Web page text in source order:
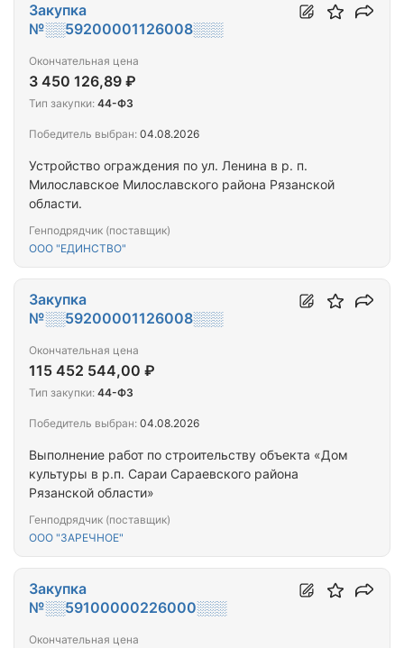
Устройство ограждения по ул. Ленина в р. п.
Милославское Милославского района Рязанской
области.
Генподрядчик (поставщик)
ООО "ЕДИНСТВО"
Закупка
№░░59200001126008░░░
Окончательная цена
3 450 126,89 ₽
Тип закупки: 44-ФЗ
Победитель выбран: 04.08.2026
Выполнение работ по строительству объекта «Дом
культуры в р.п. Сараи Сараевского района
Рязанской области»
Генподрядчик (поставщик)
ООО "ЗАРЕЧНОЕ"
Закупка
№░░59200001126008░░░
Окончательная цена
115 452 544,00 ₽
Тип закупки: 44-ФЗ
Победитель выбран: 04.08.2026
Закупка
№░░59100000226000░░░
Окончательная цена